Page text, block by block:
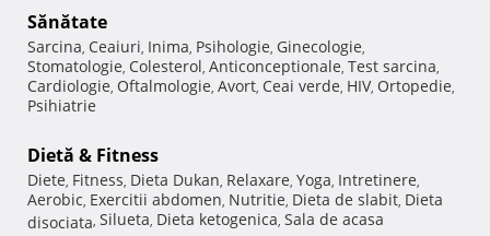
Sănătate
Sarcina, Ceaiuri, Inima, Psihologie, Ginecologie,
Stomatologie, Colesterol, Anticonceptionale, Test sarcina,
Cardiologie, Oftalmologie, Avort, Ceai verde, HIV, Ortopedie,
Psihiatrie
Dietă & Fitness
Diete, Fitness, Dieta Dukan, Relaxare, Yoga, Intretinere,
Aerobic, Exercitii abdomen, Nutritie, Dieta de slabit, Dieta
disociata, Silueta, Dieta ketogenica, Sala de acasa